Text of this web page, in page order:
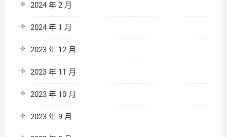
2024 年 2 月
2024 年 1 月
2023 年 12 月
2023 年 11 月
2023 年 10 月
2023 年 9 月